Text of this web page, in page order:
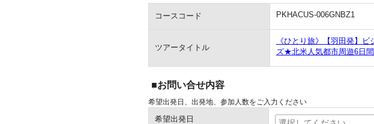
コースコード PKHACUS-006GNBZ1
ツアータイトル
《ひとり旅》【羽田発】
ズ★北米人気都市周遊6日
■お問い合せ内容
希望出発日、出発地、参加人数をご入力ください
希望出発日